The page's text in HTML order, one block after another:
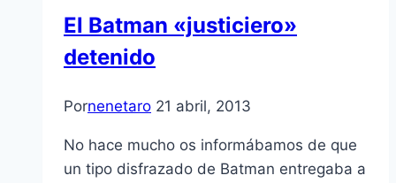
El Batman «justiciero»
detenido
Pornenetaro 21 abril, 2013
No hace mucho os informábamos de que
un tipo disfrazado de Batman entregaba a